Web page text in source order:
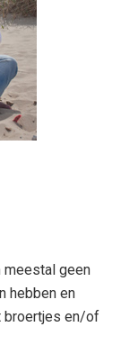
meestal geen
hebben en
broertjes en/of